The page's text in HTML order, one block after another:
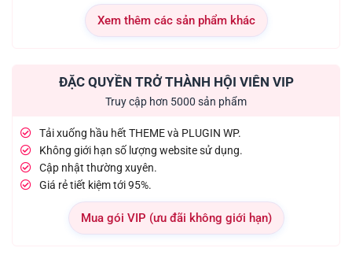
Xem thêm các sản phẩm khác
ĐẶC QUYỀN TRỞ THÀNH HỘI VIÊN VIP
Truy cập hơn 5000 sản phẩm
Tải xuống hầu hết THEME và PLUGIN WP.
Không giới hạn số lượng website sử dụng.
Cập nhật thường xuyên.
Giá rẻ tiết kiệm tới 95%.
Mua gói VIP (ưu đãi không giới hạn)